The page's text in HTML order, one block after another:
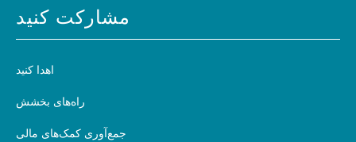
مشارکت کنید
اهدا کنید
راه‌های بخشش
جمع‌آوری کمک‌های مالی